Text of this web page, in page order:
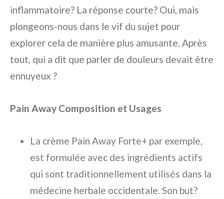
inflammatoire? La réponse courte? Oui, mais
plongeons-nous dans le vif du sujet pour
explorer cela de manière plus amusante. Après
tout, qui a dit que parler de douleurs devait être
ennuyeux ?
Pain Away Composition et Usages
La crème Pain Away Forte+ par exemple,
est formulée avec des ingrédients actifs
qui sont traditionnellement utilisés dans la
médecine herbale occidentale. Son but?